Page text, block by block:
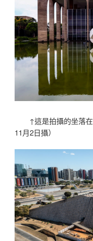
↑這是拍攝的坐落在
11月2日攝）